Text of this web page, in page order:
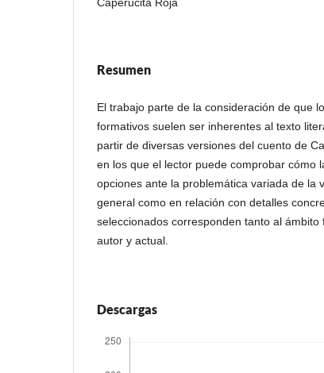
Resumen
El trabajo parte de la consideración de que
formativos suelen ser inherentes al texto
partir de diversas versiones del cuento de
en los que el lector puede comprobar cómo
opciones ante la problemática variada de la
general como en relación con detalles
seleccionados corresponden tanto al
autor y actual.
Descargas